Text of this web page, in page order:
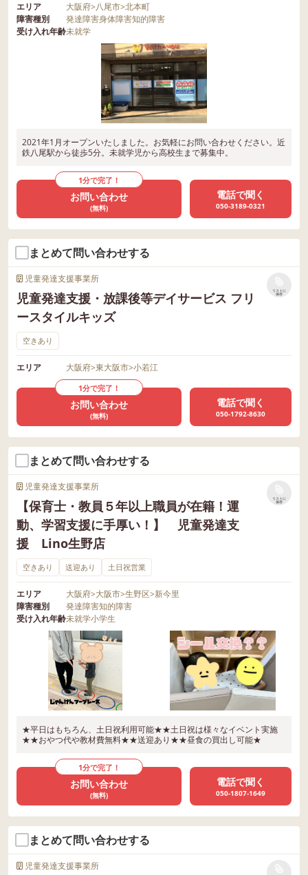
エリア 大阪府>八尾市>北本町
障害種別
発達障害身体障害知的障害
受け入れ年齢未就学
2021年1月オープンいたしました。お気軽にお問い合わせください。近
鉄八尾駅から徒歩5分。未就学児から高校生まで募集中。
1分で完了！
お問い合わせ
(無料)
電話で聞く
050-3189-0321
まとめて問い合わせする
児童発達支援事業所
児童発達支援・放課後等デイサービス フリ
ースタイルキッズ
リストに
保存
空きあり
エリア 大阪府>東大阪市>小若江
1分で完了！
お問い合わせ
(無料)
電話で聞く
050-1792-8630
まとめて問い合わせする
児童発達支援事業所
【保育士・教員５年以上職員が在籍！運
動、学習支援に手厚い！】 児童発達支
援 Lino生野店
リストに
保存
空きあり 送迎あり 土日祝営業
エリア 大阪府>大阪市>生野区>新今里
障害種別
発達障害知的障害
受け入れ年齢未就学小学生
★平日はもちろん、土日祝利用可能★★土日祝は様々なイベント実施
★★おやつ代や教材費無料★★送迎あり★★昼食の買出し可能★
1分で完了！
お問い合わせ
(無料)
電話で聞く
050-1807-1649
まとめて問い合わせする
児童発達支援事業所